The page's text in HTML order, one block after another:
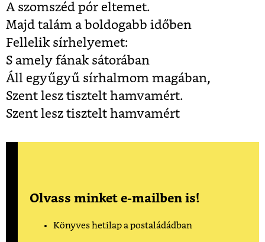
A szomszéd pór eltemet.
Majd talám a boldogabb időben
Fellelik sírhelyemet:
S amely fának sátorában
Áll egyűgyű sírhalmom magában,
Szent lesz tisztelt hamvamért.
Szent lesz tisztelt hamvamért
Olvass minket e-mailben is!
Könyves hetilap a postaládádban